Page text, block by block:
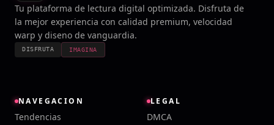
Tu plataforma de lectura digital optimizada. Disfruta de
la mejor experiencia con calidad premium, velocidad
warp y diseno de vanguardia.
DISFRUTA IMAGINA
NAVEGACION
Tendencias
LEGAL
DMCA